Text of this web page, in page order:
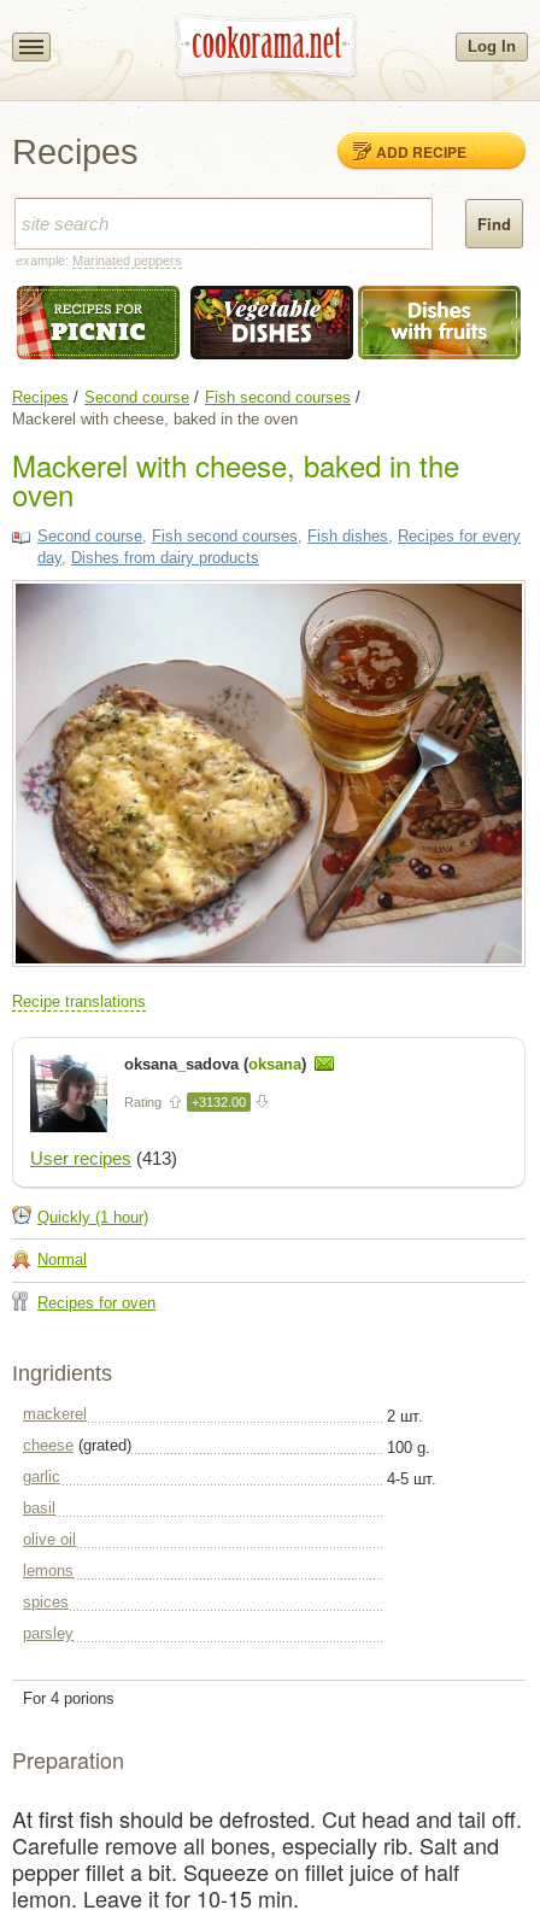
Log In
Recipes ADD RECIPE
example: Marinated peppers
Recipes Second course
Fish second courses
Mackerel with cheese, baked in the oven
Mackerel with cheese, baked in the
oven
Second course Fish second courses Fish dishes
Recipes for every
day, Dishes from dairy products
Recipe translations
oksana_sadova (oksana)
Rating +3132.00
User recipes (413)
Quickly (1 hour)
Normal
Recipes for oven
Ingridients
mackerel
2 шт.
cheese (grated)
100 g.
garlic
4-5 шт.
basil
olive oil
lemons
spices
parsley
For 4 porions
Preparation
At first fish should be defrosted. Cut head and tail off.
Carefulle remove all bones, especially rib. Salt and
pepper fillet a bit. Squeeze on fillet juice of half
lemon. Leave it for 10-15 min.